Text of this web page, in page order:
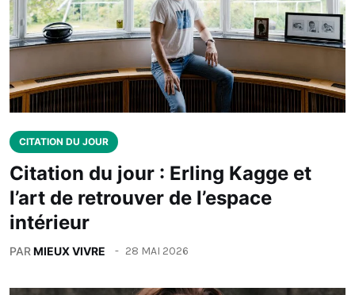
CITATION DU JOUR
Citation du jour : Erling Kagge et
l’art de retrouver de l’espace
intérieur
PARMIEUX VIVRE 28 MAI 2026